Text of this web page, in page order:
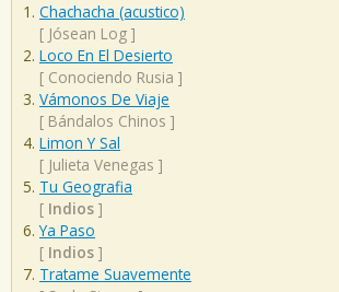
Chachacha (acustico)
[ Jósean Log ]
Loco En El Desierto
[ Conociendo Rusia ]
Vámonos De Viaje
[ Bándalos Chinos ]
Limon Y Sal
[ Julieta Venegas ]
Tu Geografia
[ Indios ]
Ya Paso
[ Indios ]
Tratame Suavemente